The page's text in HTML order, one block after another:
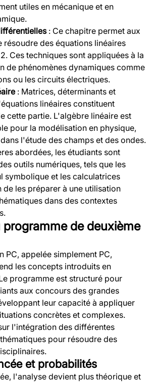
utiles en mécanique et en
: Ce chapitre permet aux
résoudre des équations linéaires
Ces techniques sont appliquées à la
de phénomènes dynamiques comme
ou les circuits électriques.
: Matrices, déterminants et
linéaires constituent
cette partie. L'algèbre linéaire est
pour la modélisation en physique,
l'étude des champs et des ondes.
abordées, les étudiants sont
outils numériques, tels que les
symbolique et les calculatrices
de les préparer à une utilisation
dans des contextes
de deuxième
PC, appelée simplement PC,
les concepts introduits en
programme est structuré pour
aux concours des grandes
leur capacité à appliquer
concrètes et complexes.
l'intégration des différentes
pour résoudre des
et probabilités
l'analyse devient plus théorique et